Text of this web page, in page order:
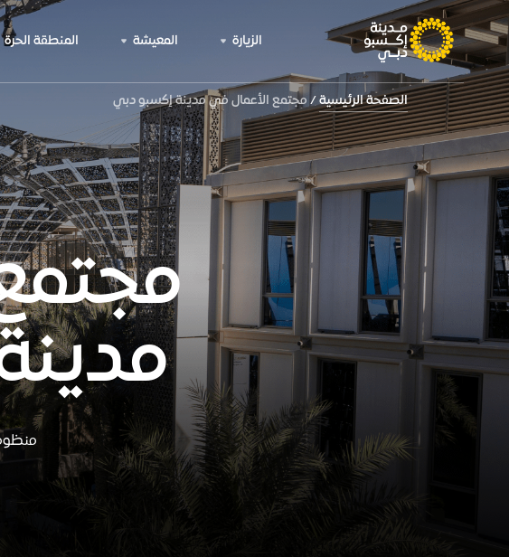
الزيارة المعيشة المنطقة الحرة
الصفحة الرئيسية مجتمع الأعمال في مدينة إكسبو دبي